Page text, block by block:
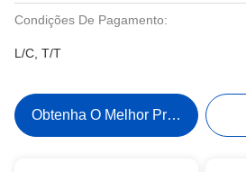
Condições De Pagamento:
L/C, T/T
Obtenha O Melhor Preço